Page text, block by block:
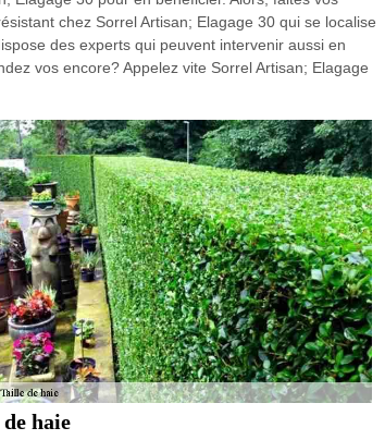
chez Sorrel Artisan; Elagage 30 qui se localise
des experts qui peuvent intervenir aussi en
vos encore? Appelez vite Sorrel Artisan; Elagage
haie